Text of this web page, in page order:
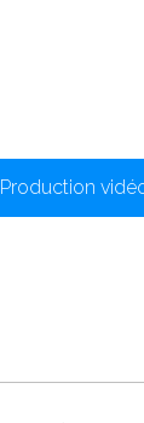
Production